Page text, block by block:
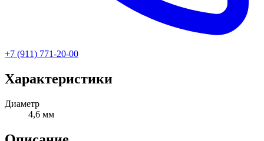
+7 (911) 771-20-00
Характеристики
Диаметр
4,6 мм